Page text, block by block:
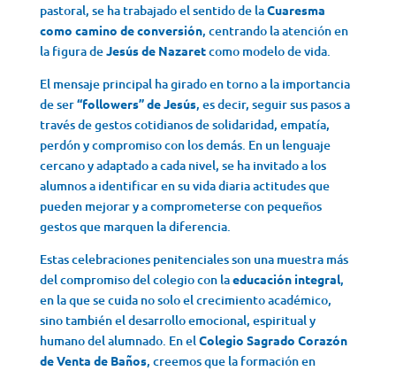
pastoral, se ha trabajado el sentido de laCuaresma
como camino de conversión, centrando la atención en
la figura deJesús de Nazaretcomo modelo de vida.
El mensaje principal ha girado en torno a la importancia
de ser“followers” de Jesús, es decir, seguir sus pasos a
través de gestos cotidianos de solidaridad, empatía,
perdón y compromiso con los demás. En un lenguaje
cercano y adaptado a cada nivel, se ha invitado a los
alumnos a identificar en su vida diaria actitudes que
pueden mejorar y a comprometerse con pequeños
gestos que marquen la diferencia.
Estas celebraciones penitenciales son una muestra más
del compromiso del colegio con laeducación integral,
en la que se cuida no solo el crecimiento académico,
sino también el desarrollo emocional, espiritual y
humano del alumnado. En elColegio Sagrado Corazón
de Venta de Baños, creemos que la formación en